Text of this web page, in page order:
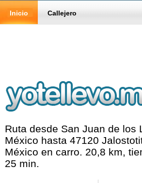
Inicio Callejero
Ruta desde San Juan de los
México hasta 47120
México en carro. 20,8 km,
25 min.